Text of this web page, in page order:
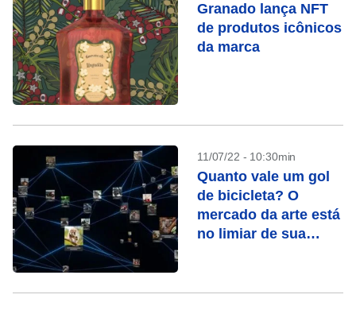
Granado lança NFT
de produtos icônicos
da marca
11/07/22 - 10:30min
Quanto vale um gol
de bicicleta? O
mercado da arte está
no limiar de sua